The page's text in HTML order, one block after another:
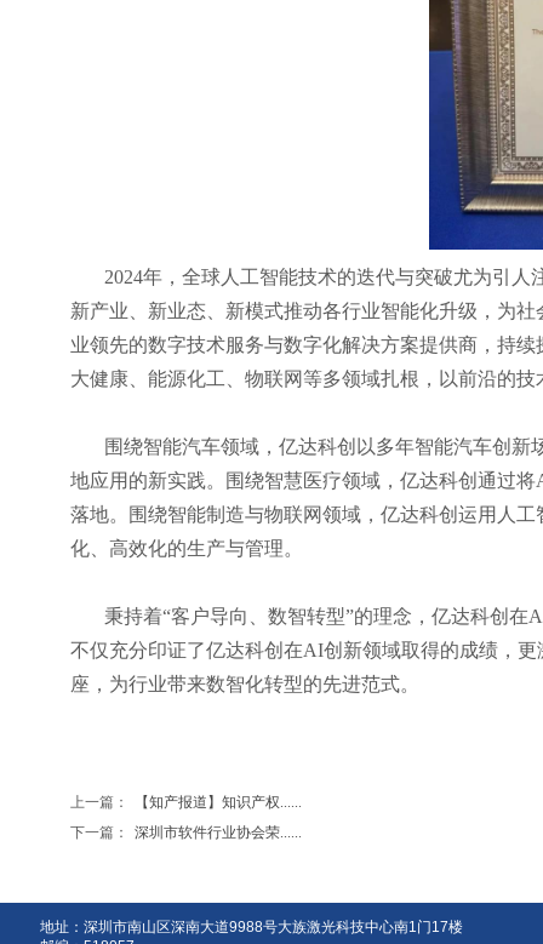
2024年，全球人工智能技术的迭代与突破尤为引
新产业、新业态、新模式推动各行业智能化升级，为
业领先的数字技术服务与数字化解决方案提供商，持
大健康、能源化工、物联网等多领域扎根，以前沿的
围绕智能汽车领域，亿达科创以多年智能汽车创
地应用的新实践。围绕智慧医疗领域，亿达科创通过
落地。围绕智能制造与物联网领域，亿达科创运用人
化、高效化的生产与管理。
秉持着“客户导向、数智转型”的理念，亿达科创在
不仅充分印证了亿达科创在AI创新领域取得的成绩，
座，为行业带来数智化转型的先进范式。
上一篇：
【知产报道】知识产权......
下一篇：
深圳市软件行业协会荣......
地址：深圳市南山区深南大道9988号大族激光科技中心南1门17楼